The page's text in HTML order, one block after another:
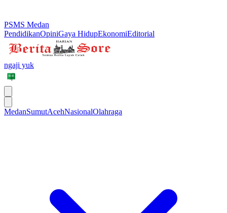
PSMS Medan
PendidikanOpiniGaya HidupEkonomiEditorial
ngaji yuk
MedanSumutAcehNasionalOlahraga